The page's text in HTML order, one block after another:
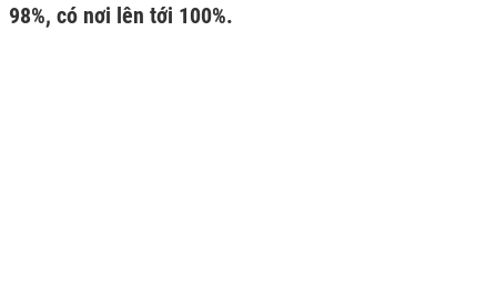
98%, có nơi lên tới 100%.